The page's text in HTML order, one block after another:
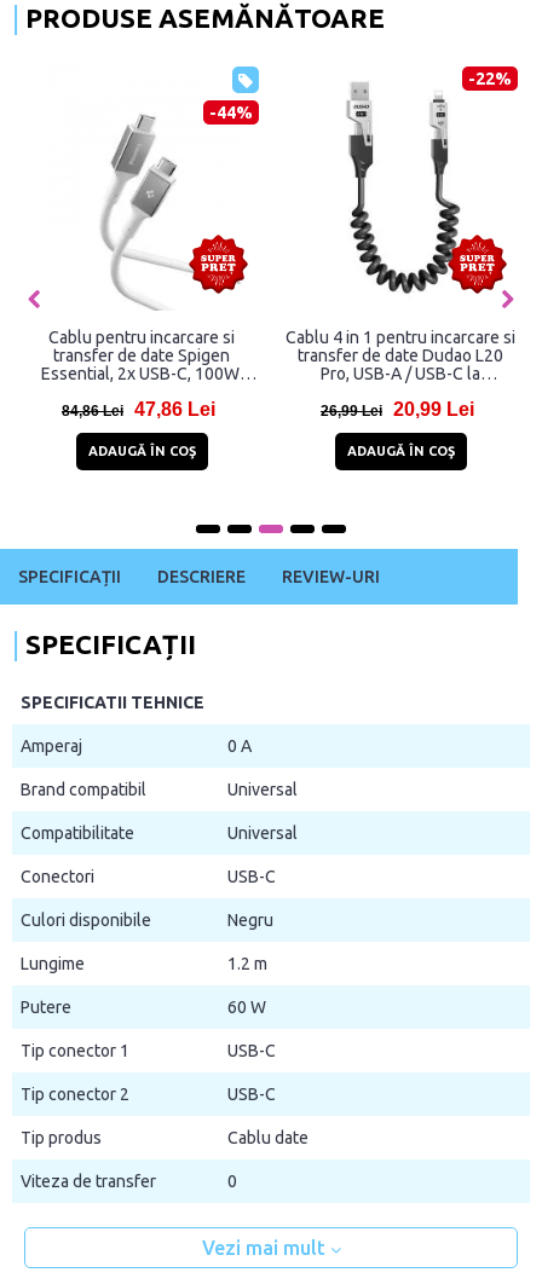
PRODUSE ASEMĂNĂTOARE
-44%
Cablu pentru incarcare si
transfer de date Spigen
Essential, 2x USB-C, 100W,
84,86 Lei 47,86 Lei
ADAUGĂ ÎN COŞ
-22%
Cablu 4 in 1 pentru incarcare si
transfer de date Dudao L20
Pro, USB-A / USB-C la
Negru
26,99 Lei 20,99 Lei
ADAUGĂ ÎN COŞ
SPECIFICAȚII DESCRIERE REVIEW-URI
SPECIFICAȚII
SPECIFICATII TEHNICE
Amperaj 0 A
Brand compatibil Universal
Compatibilitate Universal
Conectori USB-C
Culori disponibile Negru
Lungime 1.2 m
Putere 60 W
Tip conector 1 USB-C
Tip conector 2 USB-C
Tip produs Cablu date
Viteza de transfer 0
Vezi mai mult